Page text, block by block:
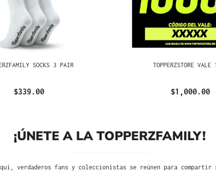
SOCKS 3 PAIR
$339.00
TOPPERZSTORE VALE
$1,000.00
¡ÚNETE A LA TOPPERZFAMILY!
verdaderos fans y coleccionistas se reúnen para